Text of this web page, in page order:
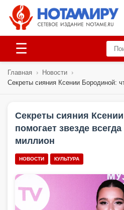
☰
Главная › Новости ›
Секреты сияния Ксении Бородиной:
Секреты сияния
помогает звезде
миллион
НОВОСТИ КУЛЬТУРА